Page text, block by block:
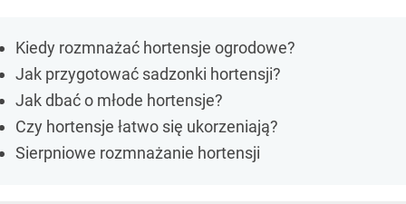
Kiedy rozmnażać hortensje ogrodowe?
Jak przygotować sadzonki hortensji?
Jak dbać o młode hortensje?
Czy hortensje łatwo się ukorzeniają?
Sierpniowe rozmnażanie hortensji